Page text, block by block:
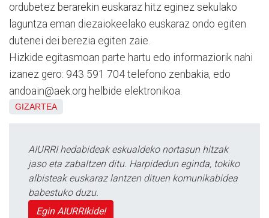
ordubetez berarekin euskaraz hitz eginez sekulako
laguntza eman diezaiokeelako euskaraz ondo egiten
dutenei dei berezia egiten zaie.
Hizkide egitasmoan parte hartu edo informaziorik nahi
izanez gero: 943 591 704 telefono zenbakia, edo
andoain@aek.org helbide elektronikoa.
GIZARTEA
AIURRI hedabideak eskualdeko nortasun hitzak
jaso eta zabaltzen ditu. Harpidedun eginda, tokiko
albisteak euskaraz lantzen dituen komunikabidea
babestuko duzu.
Egin AIURRIkide!